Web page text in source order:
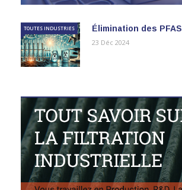
Élimination des PFAS
TOUTES INDUSTRIES
23 Déc 2024